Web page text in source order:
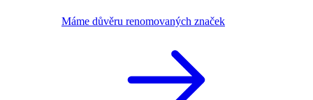
Máme důvěru renomovaných značek